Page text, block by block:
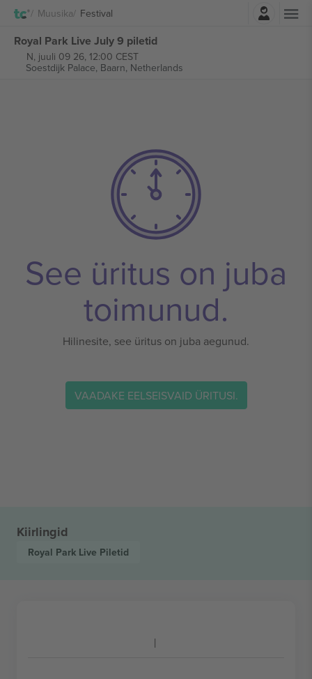
Muusika Festival
Royal Park Live July 9 piletid
N, juuli 09 26, 12:00 CEST
Soestdijk Palace, Baarn, Netherlands
See üritus on juba
toimunud.
Hilinesite, see üritus on juba aegunud.
VAADAKE EELSEISVAID ÜRITUSI.
Kiirlingid
Royal Park Live Piletid